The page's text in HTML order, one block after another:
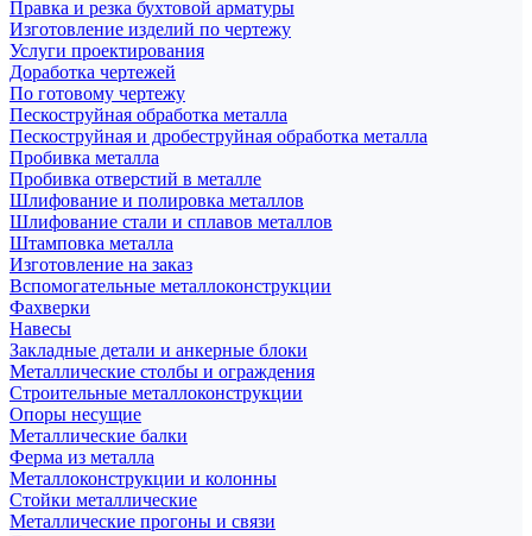
Правка и резка бухтовой арматуры
Изготовление изделий по чертежу
Услуги проектирования
Доработка чертежей
По готовому чертежу
Пескоструйная обработка металла
Пескоструйная и дробеструйная обработка металла
Пробивка металла
Пробивка отверстий в металле
Шлифование и полировка металлов
Шлифование стали и сплавов металлов
Штамповка металла
Изготовление на заказ
Вспомогательные металлоконструкции
Фахверки
Навесы
Закладные детали и анкерные блоки
Металлические столбы и ограждения
Строительные металлоконструкции
Опоры несущие
Металлические балки
Ферма из металла
Металлоконструкции и колонны
Стойки металлические
Металлические прогоны и связи